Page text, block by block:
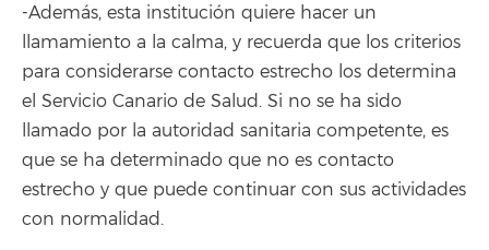
-Además, esta institución quiere hacer un
llamamiento a la calma, y recuerda que los criterios
para considerarse contacto estrecho los determina
el Servicio Canario de Salud. Si no se ha sido
llamado por la autoridad sanitaria competente, es
que se ha determinado que no es contacto
estrecho y que puede continuar con sus actividades
con normalidad.